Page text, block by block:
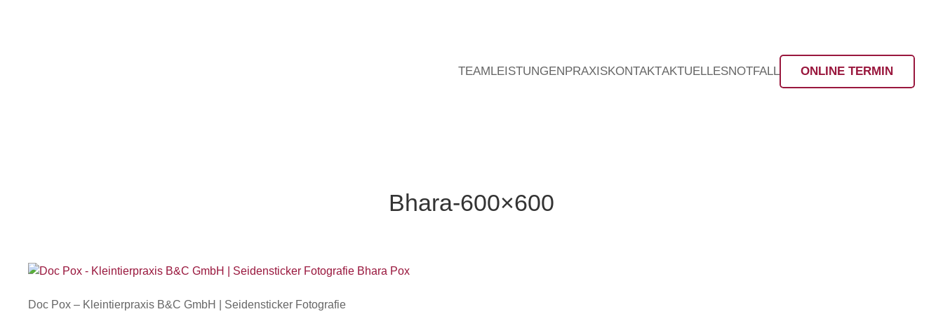
TEAMLEISTUNGENPRAXISKONTAKTAKTUELLESNOTFALL ONLINE TERMIN
Bhara-600×600
Doc Pox – Kleintierpraxis B&C GmbH | Seidensticker Fotografie